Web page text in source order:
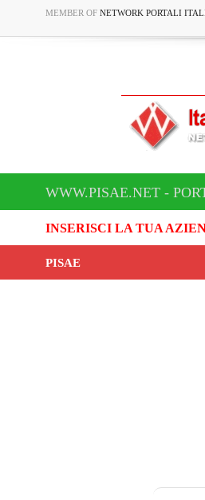
MEMBER OF NETWORK PORTALI
WWW.PISAE.NET -
INSERISCI LA TUA
PISAE